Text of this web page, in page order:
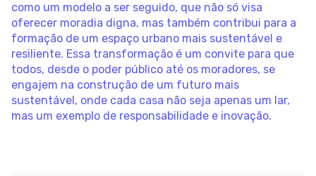
como um modelo a ser seguido, que não só visa
oferecer moradia digna, mas também contribui para a
formação de um espaço urbano mais sustentável e
resiliente. Essa transformação é um convite para que
todos, desde o poder público até os moradores, se
engajem na construção de um futuro mais
sustentável, onde cada casa não seja apenas um lar,
mas um exemplo de responsabilidade e inovação.